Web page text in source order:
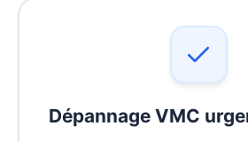
Dépannage VMC